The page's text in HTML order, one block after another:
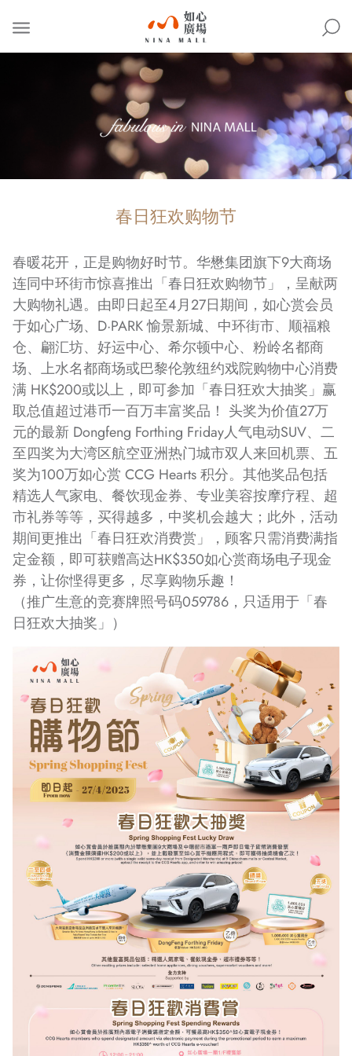
NINA
MALL
春日狂欢购物节
春暖花开，正是购物好时节。华懋集团旗下9大商场
连同中环街市惊喜推出「春日狂欢购物节」，呈献两
大购物礼遇。由即日起至4月27日期间，如心赏会员
于如心广场、D·PARK 愉景新城、中环街市、顺福粮
仓、翩汇坊、好运中心、希尔顿中心、粉岭名都商
场、上水名都商场或巴黎伦敦纽约戏院购物中心消费
满 HK$200或以上，即可参加「春日狂欢大抽奖」赢
取总值超过港币一百万丰富奖品！ 头奖为价值27万
元的最新 Dongfeng Forthing Friday人气电动SUV、二
至四奖为大湾区航空亚洲热门城市双人来回机票、五
奖为100万如心赏 CCG Hearts 积分。其他奖品包括
精选人气家电、餐饮现金券、专业美容按摩疗程、超
市礼券等等，买得越多，中奖机会越大；此外，活动
期间更推出「春日狂欢消费赏」，顾客只需消费满指
定金额，即可获赠高达HK$350如心赏商场电子现金
券，让你悭得更多，尽享购物乐趣！
（推广生意的竞赛牌照号码059786，只适用于「春
日狂欢大抽奖」）